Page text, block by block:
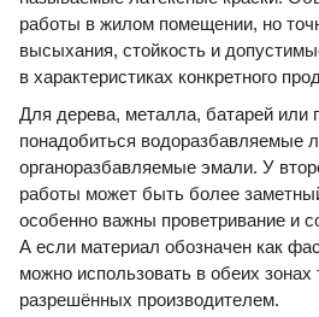
работы в жилом помещении, но
высыхания, стойкость и
в характеристиках конкретного
Для дерева, металла, батарей или
понадобиться водоразбавляемые
органоразбавляемые эмали. У
работы может быть более
особенно важны проветривание и
А если материал обозначен как
можно использовать в обеих зонах
разрешённых производителем.